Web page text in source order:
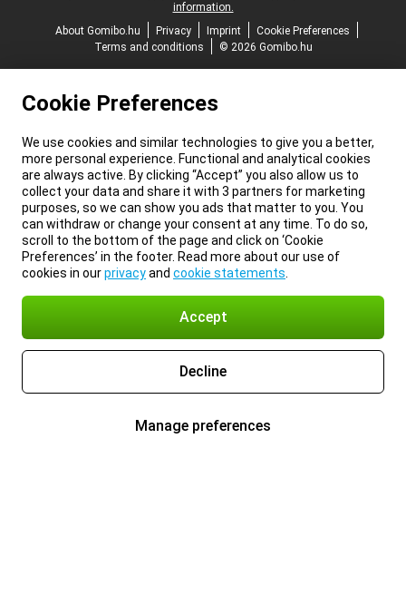
information.
About Gomibo.hu
Privacy Imprint
Cookie Preferences
Terms and conditions
© 2026 Gomibo.hu
Cookie Preferences
We use cookies and similar technologies to give you a better,
more personal experience. Functional and analytical cookies
are always active. By clicking “Accept” you also allow us to
collect your data and share it with 3 partners for marketing
purposes, so we can show you ads that matter to you. You
can withdraw or change your consent at any time. To do so,
scroll to the bottom of the page and click on ‘Cookie
Preferences’ in the footer. Read more about our use of
cookies in ourprivacyand cookie statements
Accept
Decline
Manage preferences